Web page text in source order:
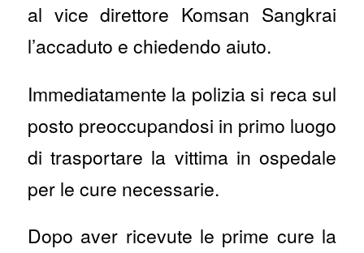
al vice direttore Komsan Sangkrai
l’accaduto e chiedendo aiuto.
Immediatamente la polizia si reca sul
posto preoccupandosi in primo luogo
di trasportare la vittima in ospedale
per le cure necessarie.
Dopo aver ricevute le prime cure la